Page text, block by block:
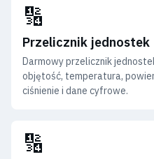
🔢
Przelicznik jednostek
Darmowy przelicznik
objętość, temperatura,
ciśnienie i dane cyfrowe.
🔢